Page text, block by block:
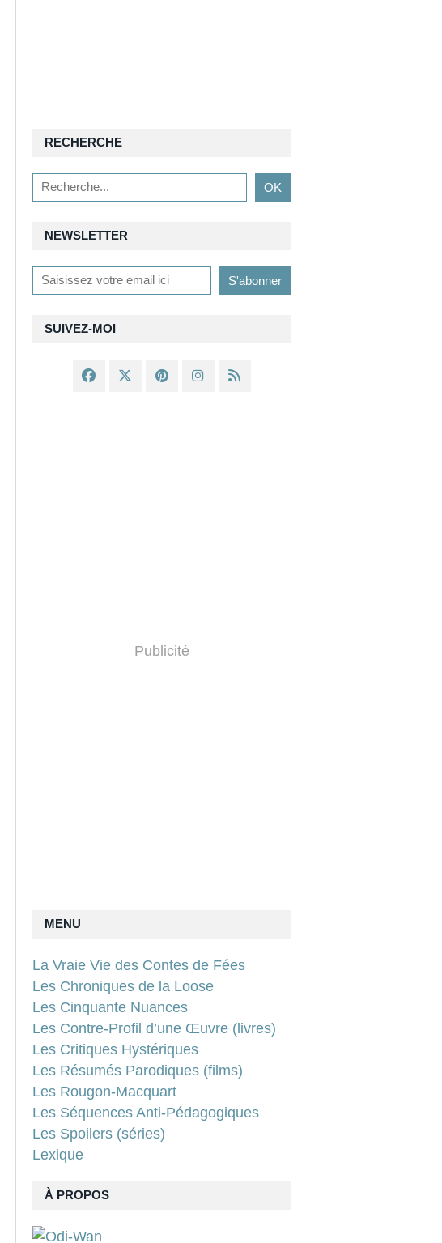
NEWSLETTER
SUIVEZ-MOI
RECHERCHE
À PROPOS
Publicité
MENU
La Vraie Vie des Contes de Fées
Les Chroniques de la Loose
Les Cinquante Nuances
Les Contre-Profil d’une Œuvre (livres)
Les Critiques Hystériques
Les Résumés Parodiques (films)
Les Rougon-Macquart
Les Séquences Anti-Pédagogiques
Les Spoilers (séries)
Lexique